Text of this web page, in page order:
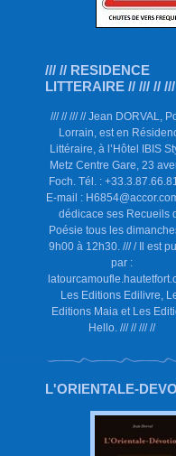
/// // RESIDENCE
LITTERAIRE // /// // ///
/// // /// // Jean DORVAL,
Lorrain, est en
Littéraire, à l’Hôtel IBIS
Metz Centre Gare, 23
Foch. Tél. :
E-mail :
dédicace ses Recueils
Poésie tous les
9h00 à 12h30. /// / Il est
par :
Les Editions Edilivre,
Editions Maia et Les
Hello. /// // /// //
L'ORIENTALE-